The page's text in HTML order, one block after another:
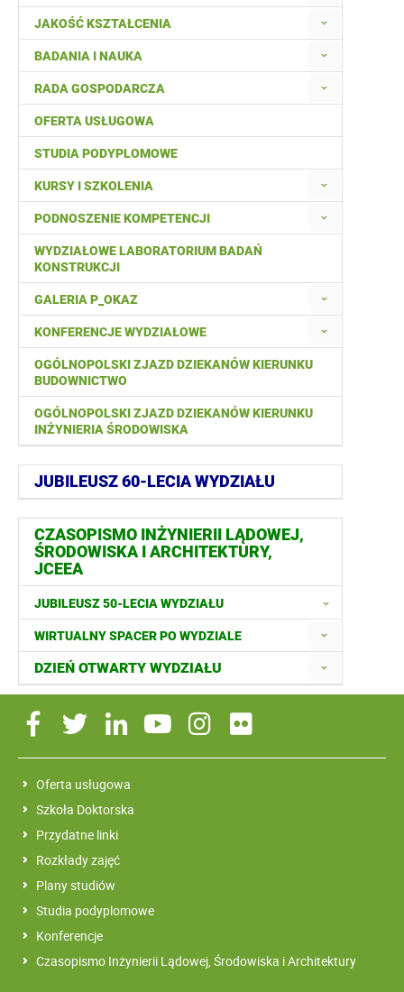
JAKOŚĆ KSZTAŁCENIA
BADANIA I NAUKA
RADA GOSPODARCZA
OFERTA USŁUGOWA
STUDIA PODYPLOMOWE
KURSY I SZKOLENIA
PODNOSZENIE KOMPETENCJI
WYDZIAŁOWE LABORATORIUM BADAŃ
KONSTRUKCJI
GALERIA P_OKAZ
KONFERENCJE WYDZIAŁOWE
OGÓLNOPOLSKI ZJAZD DZIEKANÓW KIERUNKU
BUDOWNICTWO
OGÓLNOPOLSKI ZJAZD DZIEKANÓW KIERUNKU
INŻYNIERIA ŚRODOWISKA
JUBILEUSZ 60-LECIA WYDZIAŁU
CZASOPISMO INŻYNIERII LĄDOWEJ,
ŚRODOWISKA I ARCHITEKTURY,
JCEEA
JUBILEUSZ 50-LECIA WYDZIAŁU
WIRTUALNY SPACER PO WYDZIALE
DZIEŃ OTWARTY WYDZIAŁU
Oferta usługowa
Szkoła Doktorska
Przydatne linki
Rozkłady zajęć
Plany studiów
Studia podyplomowe
Konferencje
Czasopismo Inżynierii Lądowej, Środowiska i Architektury